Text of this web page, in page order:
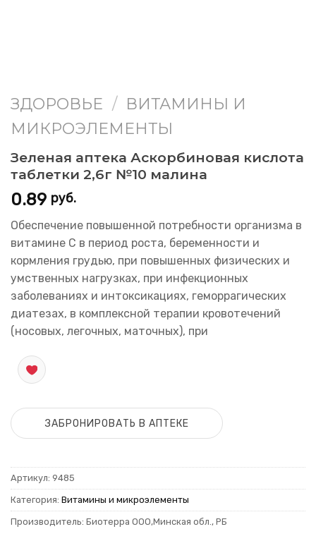
ЗДОРОВЬЕ / ВИТАМИНЫ И
МИКРОЭЛЕМЕНТЫ
Зеленая аптека Аскорбиновая кислота
таблетки 2,6г №10 малина
0.89 руб.
Обеспечение повышенной потребности организма в
витамине С в период роста, беременности и
кормления грудью, при повышенных физических и
умственных нагрузках, при инфекционных
заболеваниях и интоксикациях, геморрагических
диатезах, в комплексной терапии кровотечений
(носовых, легочных, маточных), при
ЗАБРОНИРОВАТЬ В АПТЕКЕ
Артикул: 9485
Категория: Витамины и микроэлементы
Производитель: Биотерра ООО,Минская обл., РБ